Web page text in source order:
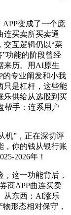
变成了一个庞
连买卖所买卖通
交互逻辑仍以“菜
功能的阶段曾经
来历。用AI原生
的专业阐发和小我
只是杠杆，这些能
乐供给从选股到买
帮手：连系用户
”，正在深切评
，你的钱从银行账
2026年！
这一功能背后，
商APP曲连买卖
从东西：AI涨乐
形态相对保守，